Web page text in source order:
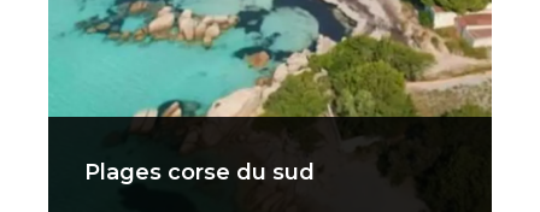
Plages corse du sud